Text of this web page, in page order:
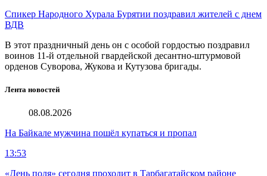
Спикер Народного Хурала Бурятии поздравил жителей с днем
ВДВ
В этот праздничный день он с особой гордостью поздравил
воинов 11-й отдельной гвардейской десантно-штурмовой
орденов Суворова, Жукова и Кутузова бригады.
Лента новостей
08.08.2026
На Байкале мужчина пошёл купаться и пропал
13:53
«День поля» сегодня проходит в Тарбагатайском районе